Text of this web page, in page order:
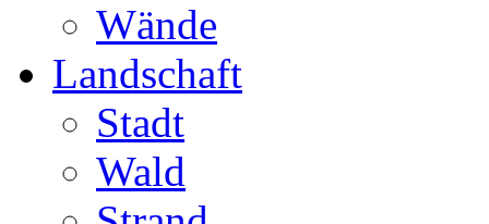
Wände
Landschaft
Stadt
Wald